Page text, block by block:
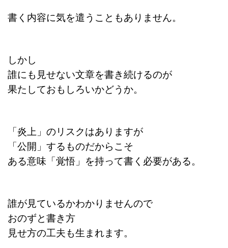
書く内容に気を遣うこともありません。
しかし
誰にも見せない文章を書き続けるのが
果たしておもしろいかどうか。
「炎上」のリスクはありますが
「公開」するものだからこそ
ある意味「覚悟」を持って書く必要がある。
誰が見ているかわかりませんので
おのずと書き方
見せ方の工夫も生まれます。